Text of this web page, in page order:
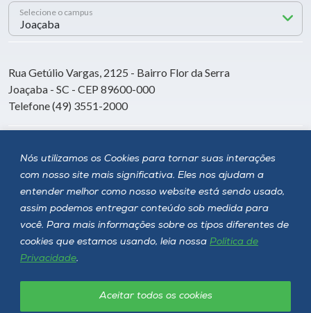
Nós utilizamos os Cookies para tornar suas interações
com nosso site mais significativa. Eles nos ajudam a
entender melhor como nosso website está sendo usado,
assim podemos entregar conteúdo sob medida para
você. Para mais informações sobre os tipos diferentes de
cookies que estamos usando, leia nossa Política de
Privacidade.
Aceitar todos os cookies
Selecione o campus
Rua Getúlio Vargas, 2125 - Bairro Flor da Serra
Joaçaba - SC - CEP 89600-000
Telefone (49) 3551-2000
Siga a Unoesc
Política de privacidade LGPD